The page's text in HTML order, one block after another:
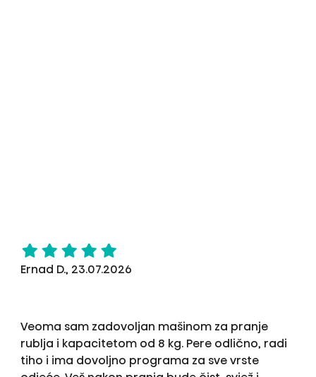
Ernad D., 23.07.2026
Veoma sam zadovoljan mašinom za pranje
rublja i kapacitetom od 8 kg. Pere odlično, radi
tiho i ima dovoljno programa za sve vrste